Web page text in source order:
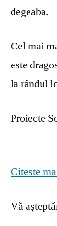
degeaba.
Cel mai
este
la rândul
Proiecte
Citeste
Vă